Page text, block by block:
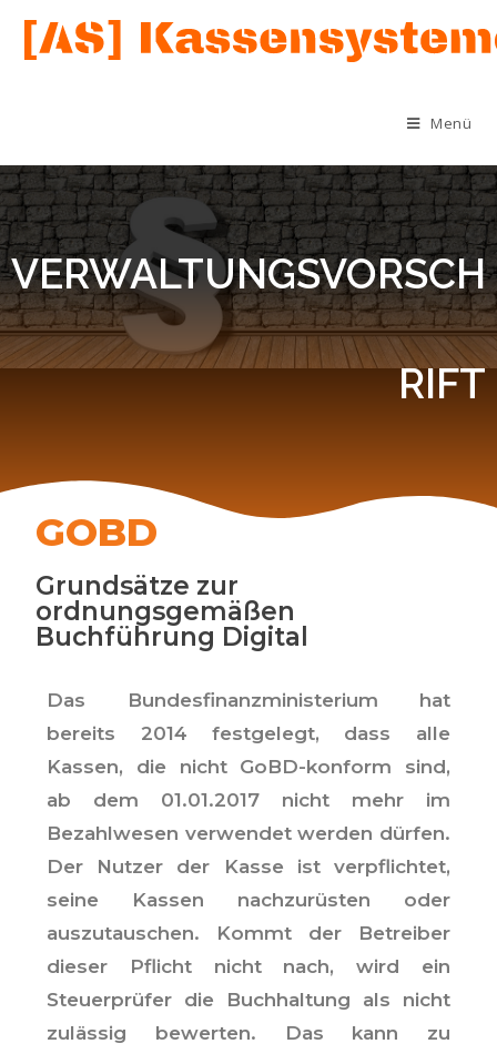
Menü
Gib hier deine Überschrift ein
VERWALTUNGSVORSCH
RIFT
GOBD
Grundsätze zur
ordnungsgemäßen
Buchführung Digital
Das Bundesfinanzministerium hat
bereits 2014 festgelegt, dass alle
Kassen, die nicht GoBD-konform sind,
ab dem 01.01.2017 nicht mehr im
Bezahlwesen verwendet werden dürfen.
Der Nutzer der Kasse ist verpflichtet,
seine Kassen nachzurüsten oder
auszutauschen. Kommt der Betreiber
dieser Pflicht nicht nach, wird ein
Steuerprüfer die Buchhaltung als nicht
zulässig bewerten. Das kann zu